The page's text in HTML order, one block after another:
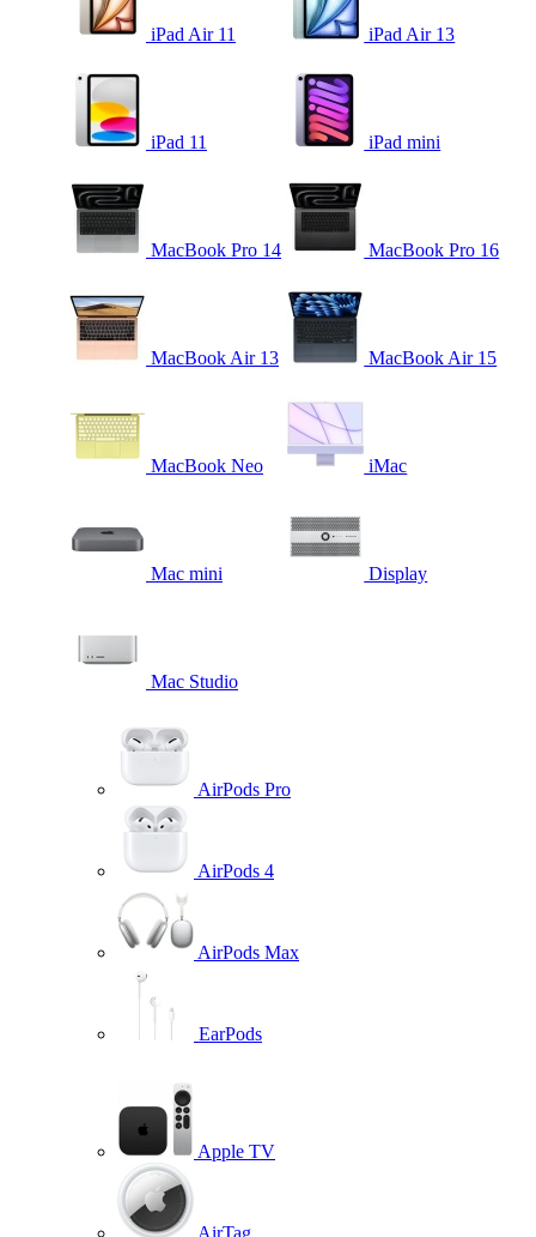
iPad Air 11 iPad Air 13
iPad 11 iPad mini
MacBook Pro 14 MacBook Pro 16
MacBook Air 13 MacBook Air 15
MacBook Neo iMac
Mac mini Display
Mac Studio
AirPods Pro
AirPods 4
AirPods Max
EarPods
Apple TV